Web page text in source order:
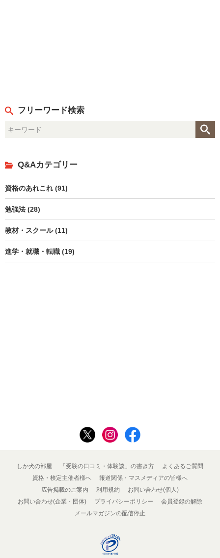
フリーワード検索
Q&Aカテゴリー
資格のあれこれ (91)
勉強法 (28)
教材・スクール (11)
進学・就職・転職 (19)
しか犬の部屋 「受験の口コミ・体験談」の書き方
よくあるご質問
資格・検定主催者様へ
報道関係・マスメディアの皆様へ
広告掲載のご案内
利用規約
お問い合わせ(個人)
お問い合わせ(企業・団体)
プライバシーポリシー
会員登録の解除
メールマガジンの配信停止